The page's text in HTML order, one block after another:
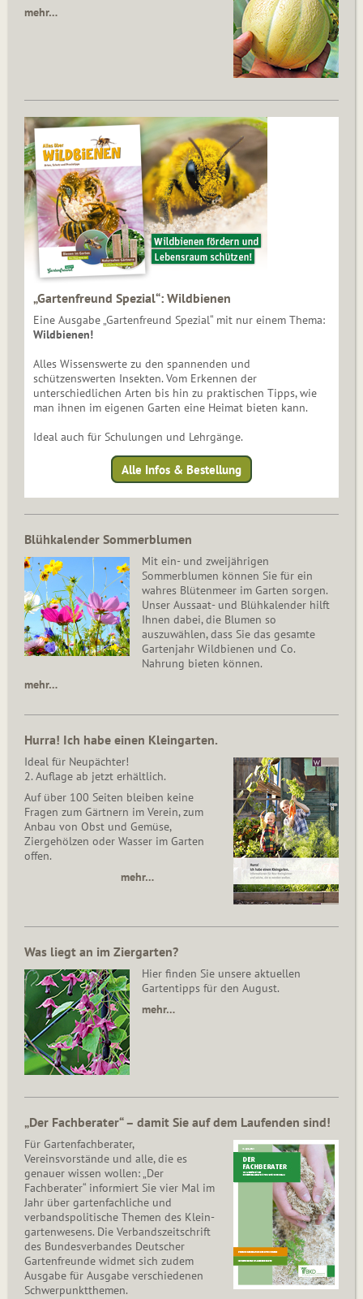
mehr…
„Gartenfreund Spezial“: Wildbienen
Eine Ausgabe „Gartenfreund Spezial“ mit nur einem Thema:
Wildbienen!
Alles Wissenswerte zu den spannenden und
schützenswerten Insekten. Vom Erkennen der
unterschiedlichen Arten bis hin zu praktischen Tipps, wie
man ihnen im eigenen Garten eine Heimat bieten kann.
Ideal auch für Schulungen und Lehrgänge.
Alle Infos & Bestellung
Blühkalender Sommerblumen
Mit ein- und zweijährigen
Sommerblumen können Sie für ein
wahres Blütenmeer im Garten sorgen.
Unser Aussaat- und Blühkalender hilft
Ihnen dabei, die Blumen so
auszuwählen, dass Sie das gesamte
Gartenjahr Wildbienen und Co.
Nahrung bieten können.
mehr…
Hurra! Ich habe einen Kleingarten.
Ideal für Neupächter!
2. Auflage ab jetzt erhältlich.
Auf über 100 Seiten bleiben keine
Fragen zum Gärtnern im Verein, zum
Anbau von Obst und Gemüse,
Ziergehölzen oder Wasser im Garten
offen.
mehr…
Was liegt an im Ziergarten?
Hier finden Sie unsere aktuellen
Gartentipps für den August.
mehr…
„Der Fachberater“ – damit Sie auf dem Laufenden sind!
Für Gartenfachberater,
Vereinsvorstände und alle, die es
genauer wissen wollen: „Der
Fachberater“ informiert Sie vier Mal im
Jahr über gartenfachliche und
verbandspolitische Themen des Klein­
gar­ten­wesens. Die Ver­bands­zeit­schrift
des Bun­des­ver­ban­des Deutscher
Gartenfreunde widmet sich zudem
Ausgabe für Ausgabe verschiedenen
Schwer­punkt­the­men.